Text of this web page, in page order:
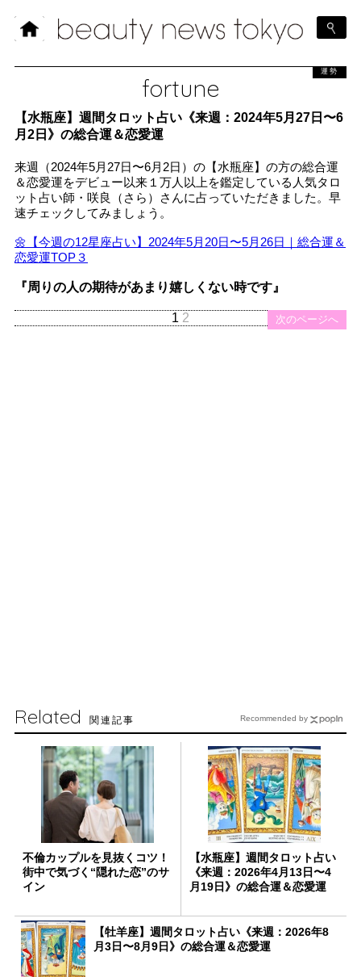
fortune
運勢
【水瓶座】週間タロット占い《来週：2024年5月27日〜6
月2日》の総合運＆恋愛運
来週（2024年5月27日〜6月2日）の【水瓶座】の方の総合運
＆恋愛運をデビュー以来１万人以上を鑑定している人気タロ
ット占い師・咲良（さら）さんに占っていただきました。早
速チェックしてみましょう。
🌼【今週の12星座占い】2024年5月20日〜5月26日｜総合運＆
恋愛運TOP３
『周りの人の期待があまり嬉しくない時です』
次のページへ
1 2
Related 関連記事
不倫カップルを見抜くコツ！
街中で気づく“隠れた恋”のサ
イン
【水瓶座】週間タロット占い
《来週：2026年4月13日〜4
月19日》の総合運＆恋愛運
【牡羊座】週間タロット占い《来週：2026年8
月3日〜8月9日》の総合運＆恋愛運
Recommended by